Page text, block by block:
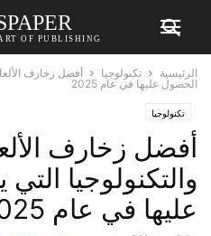
OF PUBLISHING
الرئيسية تكنولوجيا
أفضل زخارف
الحصول عليها في عام 2025
تكنولوجيا
أفضل زخارف
والتكنولوجيا
عليها في عام 2025